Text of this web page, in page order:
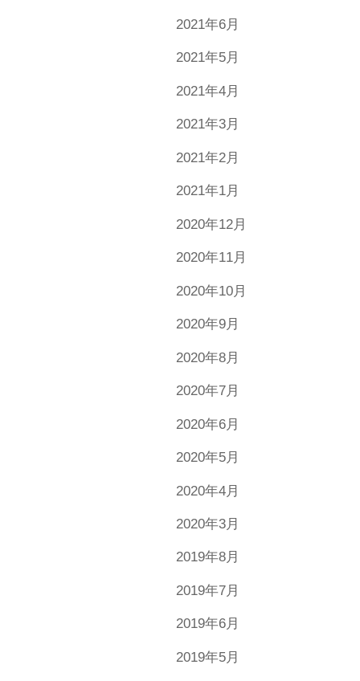
2021年6月
2021年5月
2021年4月
2021年3月
2021年2月
2021年1月
2020年12月
2020年11月
2020年10月
2020年9月
2020年8月
2020年7月
2020年6月
2020年5月
2020年4月
2020年3月
2019年8月
2019年7月
2019年6月
2019年5月